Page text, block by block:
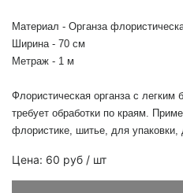
Материал - Органза
Ширина - 70 см
Метраж - 1 м
Флористическая органза с легким
требует обработки по краям.
флористике, шитье, для
Цена: 60 руб / шт